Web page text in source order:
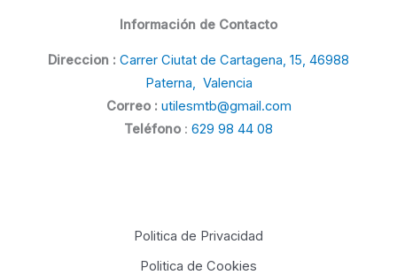
Información de Contacto
Direccion : Carrer Ciutat de Cartagena, 15, 46988
Paterna, Valencia
Correo : utilesmtb@gmail.com
Teléfono : 629 98 44 08
Politica de Privacidad
Politica de Cookies